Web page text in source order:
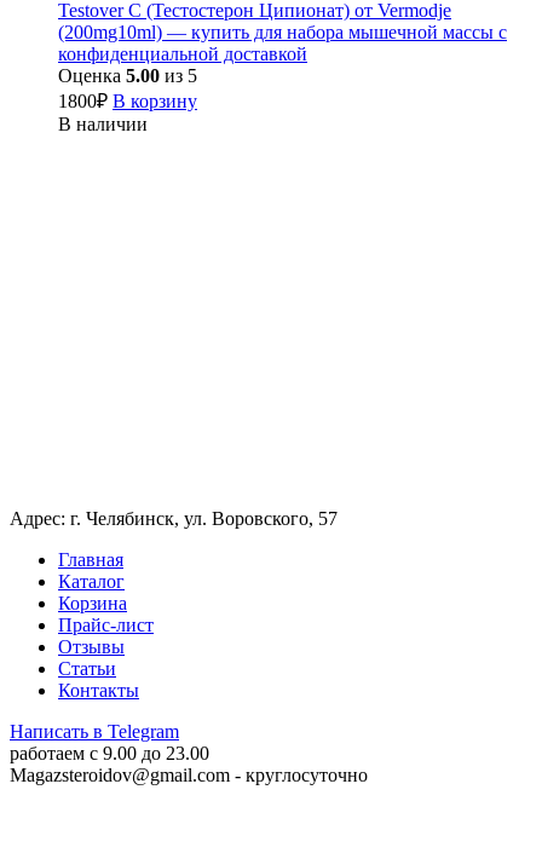
Testover C (Тестостерон Ципионат) от Vermodje
(200mg10ml) — купить для набора мышечной массы с
конфиденциальной доставкой
Оценка 5.00 из 5
1800₽ В корзину
В наличии
Адрес: г. Челябинск, ул. Воровского, 57
Главная
Каталог
Корзина
Прайс-лист
Отзывы
Статьи
Контакты
Написать в Telegram
работаем c 9.00 до 23.00
Magazsteroidov@gmail.com - круглосуточно